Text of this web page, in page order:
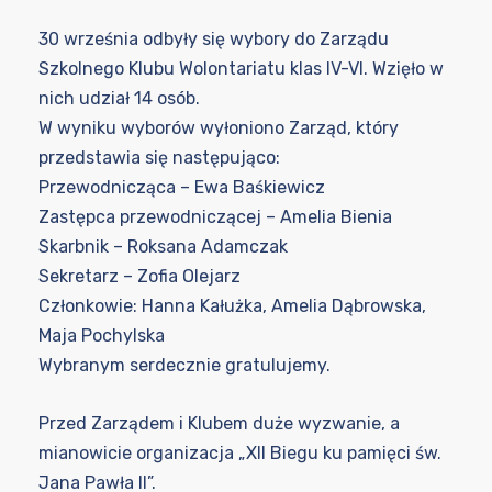
30 września odbyły się wybory do Zarządu
Szkolnego Klubu Wolontariatu klas IV-VI. Wzięło w
nich udział 14 osób.
W wyniku wyborów wyłoniono Zarząd, który
przedstawia się następująco:
Przewodnicząca – Ewa Baśkiewicz
Zastępca przewodniczącej – Amelia Bienia
Skarbnik – Roksana Adamczak
Sekretarz – Zofia Olejarz
Członkowie: Hanna Kałużka, Amelia Dąbrowska,
Maja Pochylska
Wybranym serdecznie gratulujemy.
Przed Zarządem i Klubem duże wyzwanie, a
mianowicie organizacja „XII Biegu ku pamięci św.
Jana Pawła II”.